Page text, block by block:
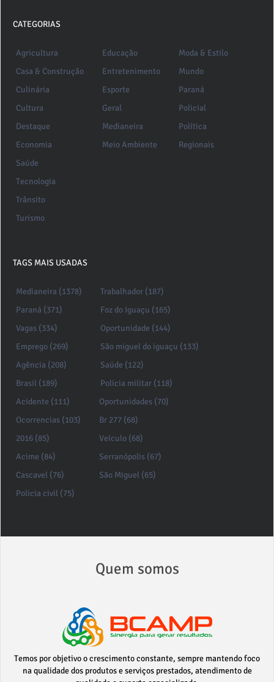
CATEGORIAS
Agricultura
Casa & Construção
Culinária
Cultura
Destaque
Economia
Educação
Entretenimento
Esporte
Geral
Medianeira
Meio Ambiente
Moda & Estilo
Mundo
Paraná
Policial
Política
Regionais
Saúde
Tecnologia
Trânsito
Turismo
TAGS MAIS USADAS
Medianeira (1378)
Paraná (371)
Vagas (334)
Emprego (269)
Agência (208)
Brasil (189)
Trabalhador (187)
Foz do Iguaçu (165)
Oportunidade (144)
São miguel do iguaçu (133)
Saúde (122)
Policia militar (118)
Acidente (111)
Ocorrencias (103)
2016 (85)
Acime (84)
Cascavel (76)
Policia civil (75)
Oportunidades (70)
Br 277 (68)
Veículo (68)
Serranópolis (67)
São Miguel (65)
Quem somos
Temos por objetivo o crescimento constante, sempre mantendo foco
na qualidade dos produtos e serviços prestados, atendimento de